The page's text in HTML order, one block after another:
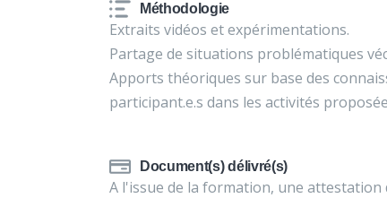
Méthodologie
Extraits vidéos et expérimentations.
Partage de situations problématiques
Apports théoriques sur base des
participant.e.s dans les activités
Document(s) délivré(s)
A l'issue de la formation, une